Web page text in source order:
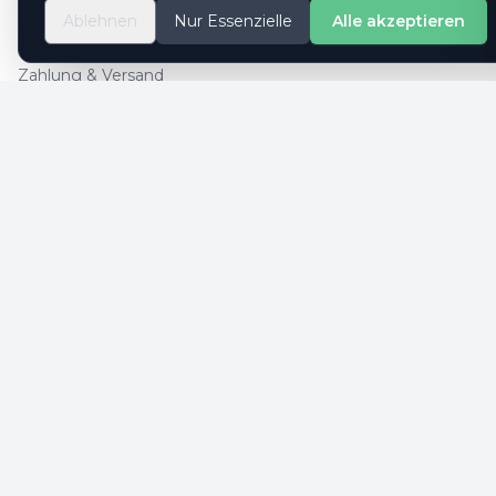
So geht es
Kontaktformular
Zahlung & Versand
Ablehnen Nur Essenzielle Alle akzeptieren